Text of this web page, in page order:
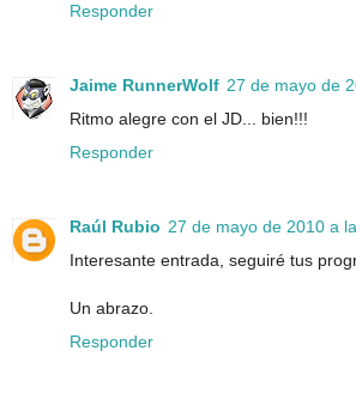
Responder
Jaime RunnerWolf 27 de mayo de
Ritmo alegre con el JD... bien!!!
Responder
Raúl Rubio 27 de mayo de 2010 a
Interesante entrada, seguiré tus
Un abrazo.
Responder